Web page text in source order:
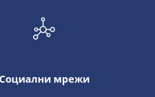
Социални мрежи